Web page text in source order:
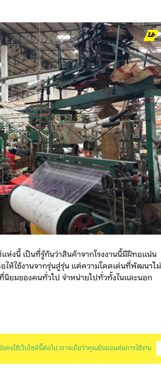
ห่งนี้ เป็นที่รู้กันว่าสินค้าจากโรงงานนี้มีฝีทอแน่น
ห้ใช้งานจากรุ่นสู่รุ่น แต่ความโดดเด่นที่พัฒนาไม่
ยมของคนทั่วไป จำหน่ายไปทั่วทั้งในและนอก
งใช้เว็บไซต์นี้ต่อไป เราจะถือว่าคุณยินยอมต่อการใช้งาน